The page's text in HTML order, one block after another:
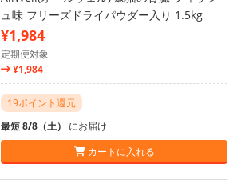
ュ味 フリーズドライパウダー入り 1.5kg
¥1,984
定期便対象
¥1,984
19ポイント還元
最短 8/8（土） にお届け
カートに入れる